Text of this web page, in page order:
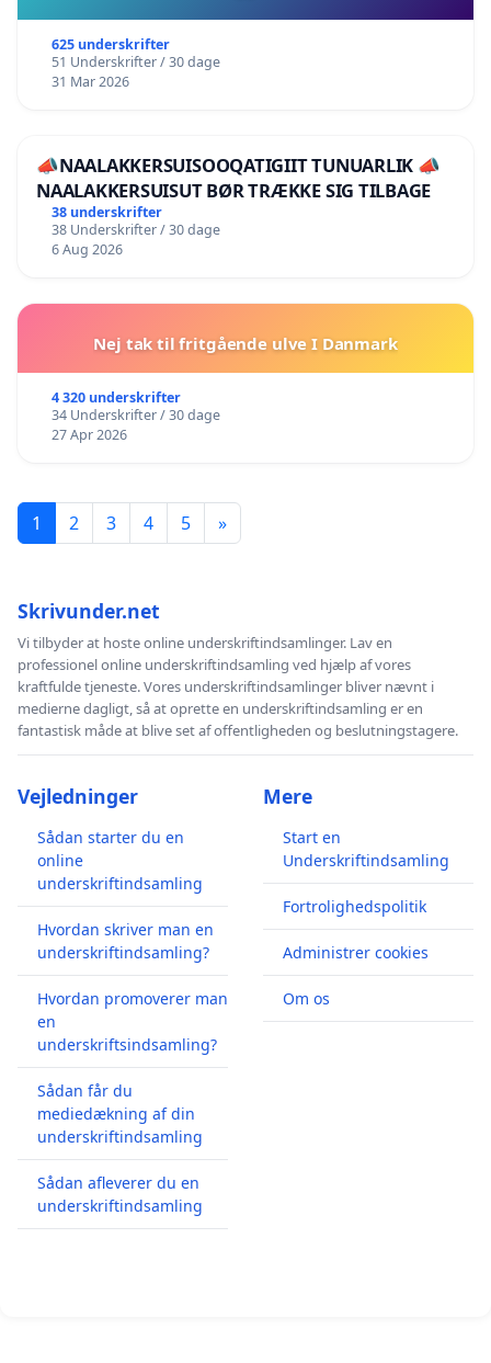
625 underskrifter
51 Underskrifter / 30 dage
31 Mar 2026
📣NAALAKKERSUISOOQATIGIIT TUNUARLIK 📣
NAALAKKERSUISUT BØR TRÆKKE SIG TILBAGE
38 underskrifter
38 Underskrifter / 30 dage
6 Aug 2026
Nej tak til fritgående ulve I Danmark
4 320 underskrifter
34 Underskrifter / 30 dage
27 Apr 2026
1 2 3 4 5 »
Skrivunder.net
Vi tilbyder at hoste online underskriftindsamlinger. Lav en
professionel online underskriftindsamling ved hjælp af vores
kraftfulde tjeneste. Vores underskriftindsamlinger bliver nævnt i
medierne dagligt, så at oprette en underskriftindsamling er en
fantastisk måde at blive set af offentligheden og beslutningstagere.
Vejledninger
Sådan starter du en
online
underskriftindsamling
Hvordan skriver man en
underskriftindsamling?
Hvordan promoverer man
en
underskriftsindsamling?
Sådan får du
mediedækning af din
underskriftindsamling
Sådan afleverer du en
underskriftindsamling
Mere
Start en
Underskriftindsamling
Fortrolighedspolitik
Administrer cookies
Om os